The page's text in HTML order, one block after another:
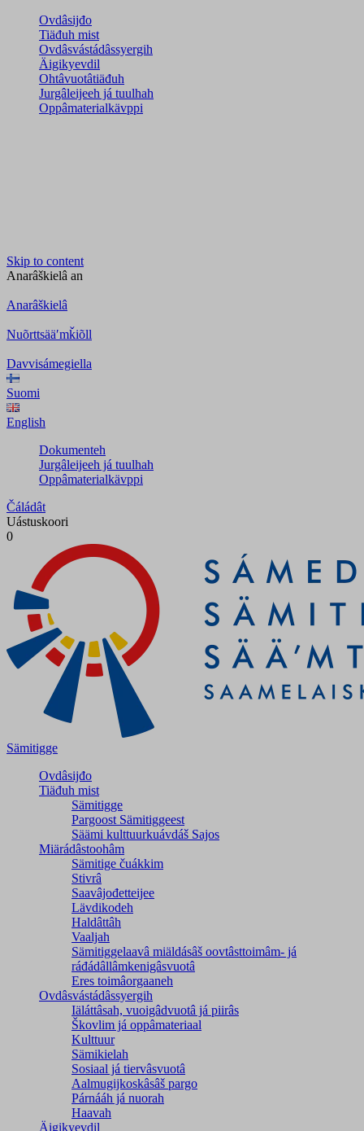
Ovdâsijđo
Tiäđuh mist
Ovdâsvástádâssyergih
Äigikyevdil
Ohtâvuotâtiäđuh
Jurgâleijeeh já tuulhah
Oppâmaterialkävppi
Skip to content
Anarâškielâ an
Anarâškielâ
Nuõrttsääʹmǩiõll
Davvisámegiella
Suomi
English
Dokumenteh
Jurgâleijeeh já tuulhah
Oppâmaterialkävppi
Čáládât
Uástuskoori
0
Sämitigge
Ovdâsijđo
Tiäđuh mist
Sämitigge
Pargoost Sämitiggeest
Säämi kulttuurkuávdáš Sajos
Miärádâstoohâm
Sämitige čuákkim
Stivrâ
Saavâjođetteijee
Lävdikodeh
Haldâttâh
Vaaljah
Sämitiggelaavâ miäldásâš oovtâsttoimâm- já
ráđádâllâmkenigâsvuotâ
Eres toimâorgaaneh
Ovdâsvástádâssyergih
Iäláttâsah, vuoigâdvuotâ já piirâs
Škovlim já oppâmateriaal
Kulttuur
Sämikielah
Sosiaal já tiervâsvuotâ
Aalmugijkoskâsâš pargo
Párnááh já nuorah
Haavah
Äigikyevdil